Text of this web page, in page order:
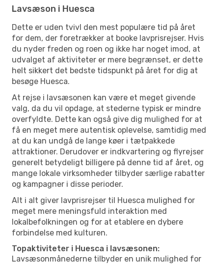
Lavsæson i Huesca
Dette er uden tvivl den mest populære tid på året
for dem, der foretrækker at booke lavprisrejser. Hvis
du nyder freden og roen og ikke har noget imod, at
udvalget af aktiviteter er mere begrænset, er dette
helt sikkert det bedste tidspunkt på året for dig at
besøge Huesca.
At rejse i lavsæsonen kan være et meget givende
valg, da du vil opdage, at stederne typisk er mindre
overfyldte. Dette kan også give dig mulighed for at
få en meget mere autentisk oplevelse, samtidig med
at du kan undgå de lange køer i tætpakkede
attraktioner. Derudover er indkvartering og flyrejser
generelt betydeligt billigere på denne tid af året, og
mange lokale virksomheder tilbyder særlige rabatter
og kampagner i disse perioder.
Alt i alt giver lavprisrejser til Huesca mulighed for
meget mere meningsfuld interaktion med
lokalbefolkningen og for at etablere en dybere
forbindelse med kulturen.
Topaktiviteter i Huesca i lavsæsonen:
Lavsæsonmånederne tilbyder en unik mulighed for